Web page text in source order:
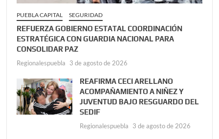
PUEBLA CAPITAL SEGURIDAD
REFUERZA GOBIERNO ESTATAL COORDINACIÓN
ESTRATÉGICA CON GUARDIA NACIONAL PARA
CONSOLIDAR PAZ
Regionalespuebla 3 de agosto de 2026
REAFIRMA CECI ARELLANO
ACOMPAÑAMIENTO A NIÑEZ Y
JUVENTUD BAJO RESGUARDO DEL
SEDIF
Regionalespuebla 3 de agosto de 2026